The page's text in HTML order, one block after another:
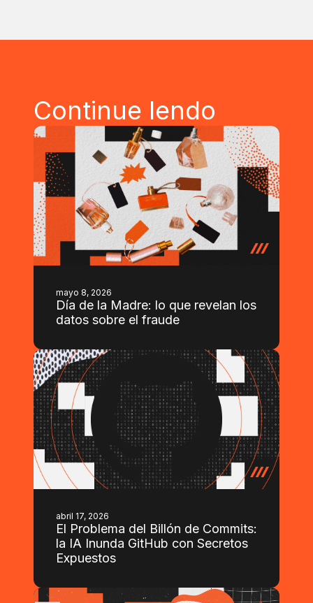
Continue lendo
mayo 8, 2026
Día de la Madre: lo que revelan los
datos sobre el fraude
abril 17, 2026
El Problema del Billón de Commits:
la IA Inunda GitHub con Secretos
Expuestos